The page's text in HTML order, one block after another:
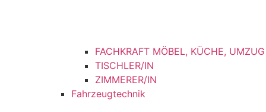
FACHKRAFT MÖBEL, KÜCHE, UMZUG
TISCHLER/IN
ZIMMERER/IN
Fahrzeugtechnik